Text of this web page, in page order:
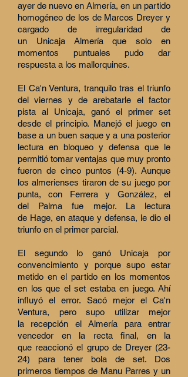
ayer de nuevo en Almería, en un partido
homogéneo de los de Marcos Dreyer y
cargado de irregularidad de
un Unicaja Almería que solo en
momentos puntuales pudo dar
respuesta a los mallorquines.
El Ca'n Ventura, tranquilo tras el triunfo
del viernes y de arebatarle el factor
pista al Unicaja, ganó el primer set
desde el principio. Manejó el juego en
base a un buen saque y a una posterior
lectura en bloqueo y defensa que le
permitió tomar ventajas que muy pronto
fueron de cinco puntos (4-9). Aunque
los almerienses tiraron de su juego por
punta, con Ferrera y González, el
del Palma fue mejor. La lectura
de Hage, en ataque y defensa, le dio el
triunfo en el primer parcial.
El segundo lo ganó Unicaja por
convencimiento y porque supo estar
metido en el partido en los momentos
en los que el set estaba en juego. Ahí
influyó el error. Sacó mejor el Ca'n
Ventura, pero supo utilizar mejor
la recepción el Almería para entrar
vencedor en la recta final, en la
que reaccionó el grupo de Dreyer (23-
24) para tener bola de set. Dos
primeros tiempos de Manu Parres y un